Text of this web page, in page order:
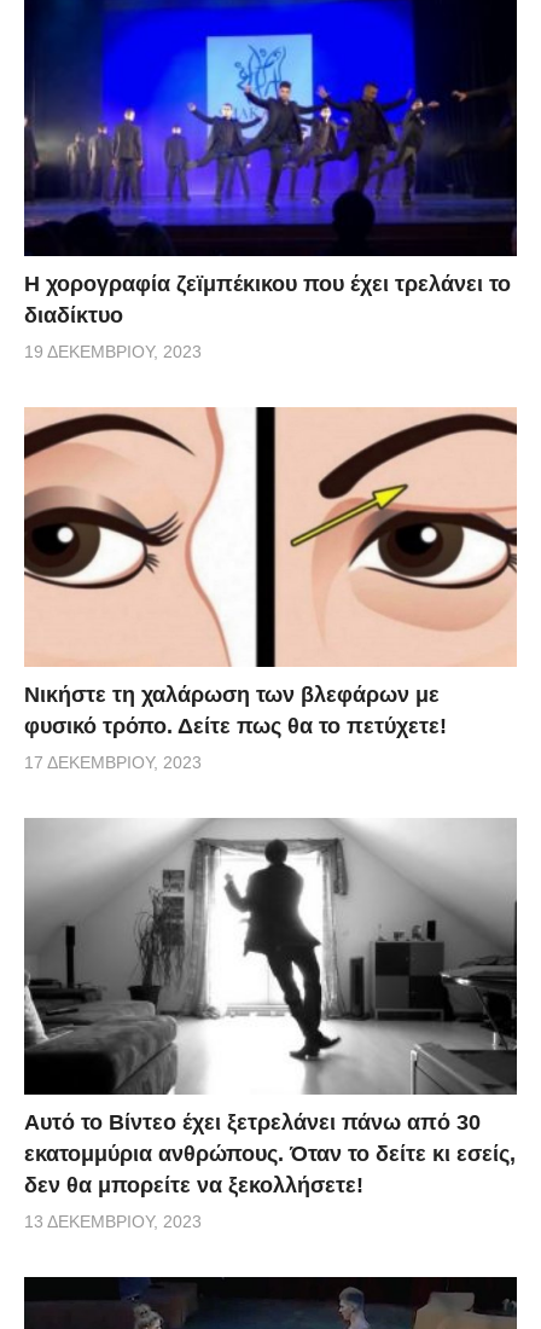
Η χορογραφία ζεϊμπέκικου που έχει τρελάνει το
διαδίκτυο
19 ΔΕΚΕΜΒΡΊΟΥ, 2023
Νικήστε τη χαλάρωση των βλεφάρων με
φυσικό τρόπο. Δείτε πως θα το πετύχετε!
17 ΔΕΚΕΜΒΡΊΟΥ, 2023
Αυτό το Βίντεο έχει ξετρελάνει πάνω από 30
εκατομμύρια ανθρώπους. Όταν το δείτε κι εσείς,
δεν θα μπορείτε να ξεκολλήσετε!
13 ΔΕΚΕΜΒΡΊΟΥ, 2023